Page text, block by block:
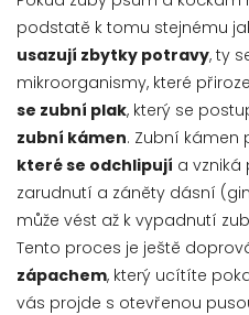
podstatě k tomu stejnému
usazují zbytky potravy, ty
mikroorganismy, které
se zubní plak, který se
zubní kámen. Zubní
které se odchlipují a
zarudnutí a záněty dásní
může vést až k vypadnutí
Tento proces je ještě
zápachem, který ucítíte
vás projde s otevřenou